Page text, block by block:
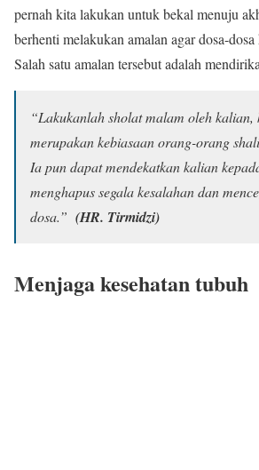
pernah kita lakukan untuk bekal menuju
berhenti melakukan amalan agar dosa-
Salah satu amalan tersebut adalah
“Lakukanlah sholat malam oleh
merupakan kebiasaan orang-orang
Ia pun dapat mendekatkan kalian
menghapus segala kesalahan dan
dosa.” (HR. Tirmidzi)
Menjaga kesehatan tubuh